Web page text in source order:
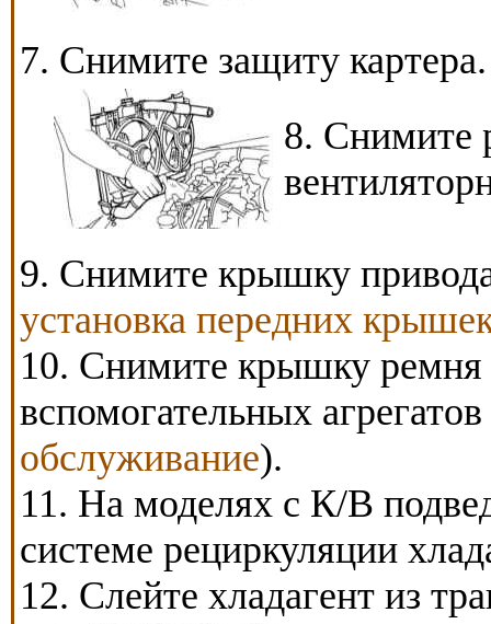
7. Снимите защиту картера.
8. Снимите
9. Снимите крышку
установка передних
10. Снимите крышку ремня
вспомогательных
обслуживание).
11. На моделях с К/В
системе рециркуляции
12. Слейте хладагент из